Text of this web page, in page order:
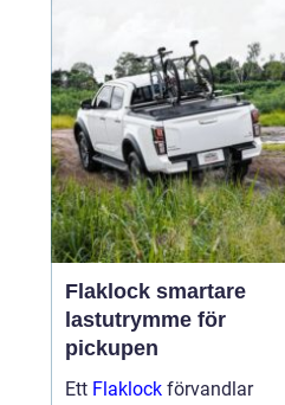
Flaklock smartare
lastutrymme för
pickupen
Ett Flaklock förvandlar